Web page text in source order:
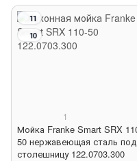
11
10
1
Мойка Franke Smart SRX
50 нержавеющая сталь под
столешницу 122.0703.300